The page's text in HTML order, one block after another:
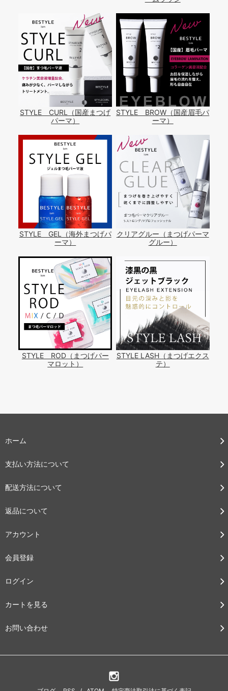
STYLE CURL（国産まつげ
パーマ）
STYLE BROW（国産眉毛パ
ーマ）
STYLE GEL（海外まつげパ
ーマ）
クリアグルー（まつげパーマ
グルー）
STYLE ROD（まつげパー
マロット）
STYLE LASH（まつげエクス
テ）
ホーム
支払い方法について
配送方法について
返品について
アカウント
会員登録
ログイン
カートを見る
お問い合わせ